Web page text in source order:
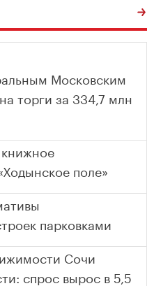
Московским
торги за 334,7 млн
поле»
парковками
Сочи
спрос вырос в 5,5